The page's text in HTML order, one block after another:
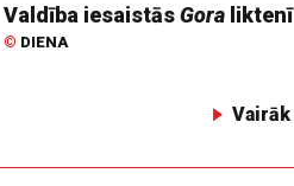
Valdība iesaistāsGoraliktenī
© DIENA
Vairāk